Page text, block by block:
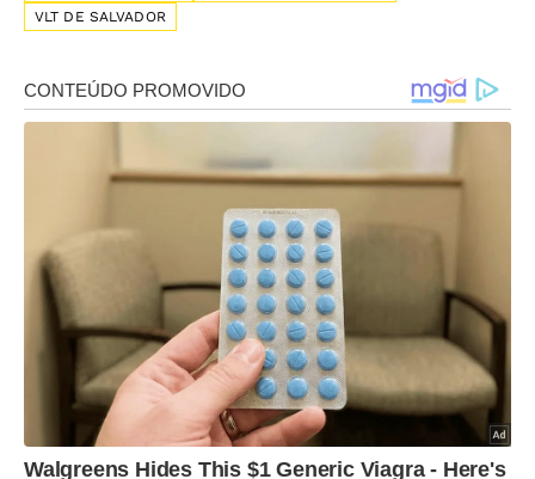
VLT DE SALVADOR